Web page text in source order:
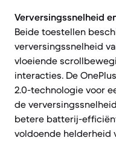
Verversingssnelheid
Beide toestellen
verversingssnelheid
vloeiende
interacties. De
2.0-technologie voor
de
betere batterij-
voldoende helderheid